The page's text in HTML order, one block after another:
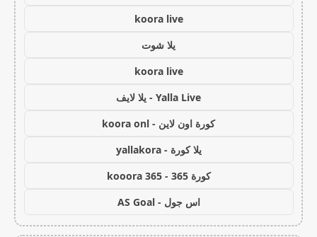
koora live
يلا شوت
koora live
Yalla Live - يلا لايف
كورة اون لاين - koora onl
يلا كورة - yallakora
كورة 365 - kooora 365
اس جول - AS Goal